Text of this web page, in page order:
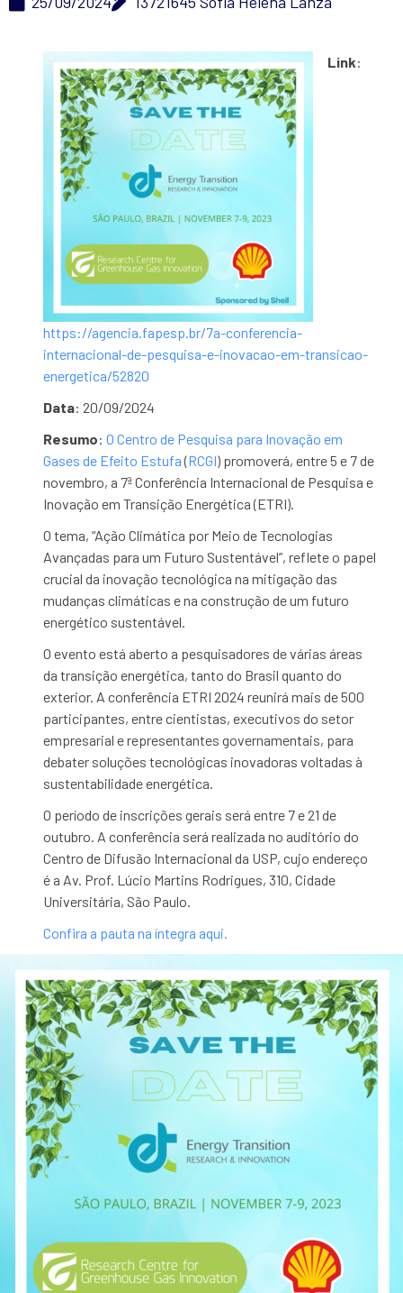
Link:
https://agencia.fapesp.br/7a-conferencia-
internacional-de-pesquisa-e-inovacao-em-transicao-
energetica/52820
Data: 20/09/2024
Resumo:O Centro de Pesquisa para Inovação em
Gases de Efeito Estufa(RCGI) promoverá, entre 5 e 7 de
novembro, a 7ª Conferência Internacional de Pesquisa e
Inovação em Transição Energética (ETRI).
O tema, “Ação Climática por Meio de Tecnologias
Avançadas para um Futuro Sustentável”, reflete o papel
crucial da inovação tecnológica na mitigação das
mudanças climáticas e na construção de um futuro
energético sustentável.
O evento está aberto a pesquisadores de várias áreas
da transição energética, tanto do Brasil quanto do
exterior. A conferência ETRI 2024 reunirá mais de 500
participantes, entre cientistas, executivos do setor
empresarial e representantes governamentais, para
debater soluções tecnológicas inovadoras voltadas à
sustentabilidade energética.
O período de inscrições gerais será entre 7 e 21 de
outubro. A conferência será realizada no auditório do
Centro de Difusão Internacional da USP, cujo endereço
é a Av. Prof. Lúcio Martins Rodrigues, 310, Cidade
Universitária, São Paulo.
Confira a pauta na íntegra aqui.